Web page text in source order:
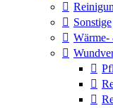
Sonstige
Wärme-